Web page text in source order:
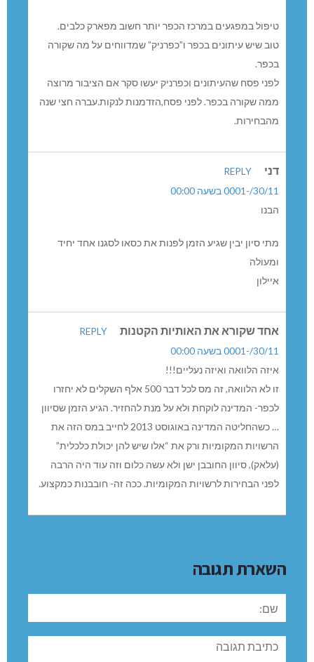
טיפול במפגעים במרכז הכפר יותר חשוב מפארק כלבים.
טוב שיש עיתונים בכפר ו”כפרניק” שמדווחים על מה שקורה
בכפר.
לפני פסח שהעיתונים וכפרניק יעשו סקר אם הציבור מרוצה
ממה שקורה בכפר. לפני פסח,הזדמנות לנקות.עברה חצי שנה
מהבחירות.
דני
REPLY
30/11/-0001 בשעה 00:00
הבנו
מתי סיון יבין שגיע הזמן לפנות את כסאו לסגנו אחד יחיד
ומעולה
איילון
אחד שקורא את האותיות הקטנות
REPLY
30/11/-0001 בשעה 00:00
איזה הלוואה ואיזה נעליים!!!
זו לא הלוואה, זה מס לכל דבר 500 אלף השקלים לא יחזרו
לכפר- המדינה לוקחת ולא על מנת להחזיר. הגיע הזמן שסיוון
… כשהחליטה המדינה באוגוסט 2013 לחייב במס הזה את
הרשויות המקומיות ורק את “אלו שיש להן יכולת כלכלית”
(עלאק), סיוון החובבן ישן ולא עשה כלום וזה עוד היה הרבה
לפני הבחירות לרשויות המקומיות. ככה זה- חובבנות כמקצוע.
השארת תגובה
תגובה